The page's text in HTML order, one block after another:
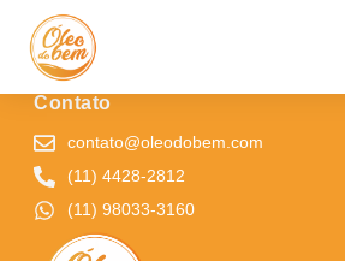
BAIRRO:
Contato
contato@oleodobem.com
(11) 4428-2812
(11) 98033-3160